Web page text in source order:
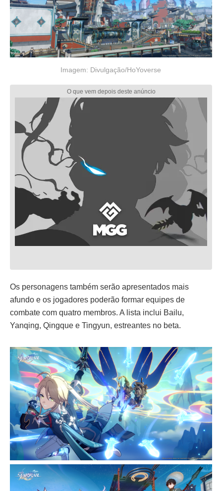
Imagem: Divulgação/HoYoverse
Os personagens também serão apresentados mais
afundo e os jogadores poderão formar equipes de
combate com quatro membros. A lista inclui Bailu,
Yanqing, Qingque e Tingyun, estreantes no beta.